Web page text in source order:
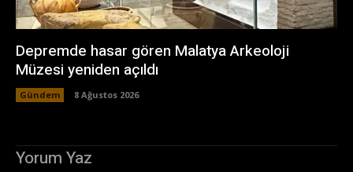
Depremde hasar gören Malatya Arkeoloji
Müzesi yeniden açıldı
Gündem 8 Ağustos 2026
Yorum Yaz